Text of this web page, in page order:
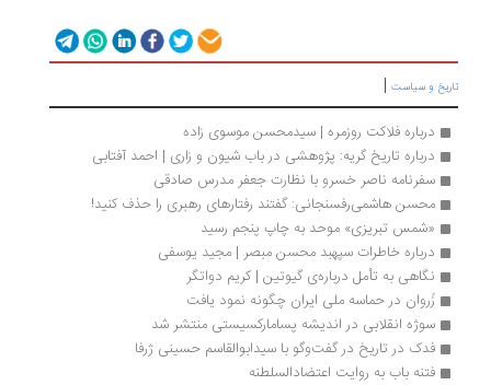
و سیاست |
درباره فلاکت روزمره | سیدمحسن موسوی زاده
درباره تاریخ گریه: پژوهشی در باب شیون و زاری | احمد آفتابی
سفرنامه ناصر خسرو با نظارت جعفر مدرس صادقی
محسن هاشمی‌رفسنجانی: گفتند رفتارهای رهبری را حذف کنید!
«شمس تبریزی» موحد به چاپ پنجم رسید
درباره خاطرات سپهبد محسن مبصر | مجید یوسفی
نگاهی به تأمل درباره‌ی گیوتین | کریم دواتگر
زُروان در حماسه ملی ایران چگونه نمود یافت
سوژه انقلابی در اندیشه پسامارکسیستی منتشر شد
فدک در تاریخ در گفت‌وگو با سیدابوالقاسم حسینی ژرفا
فتنه باب به روایت اعتضادالسلطنه